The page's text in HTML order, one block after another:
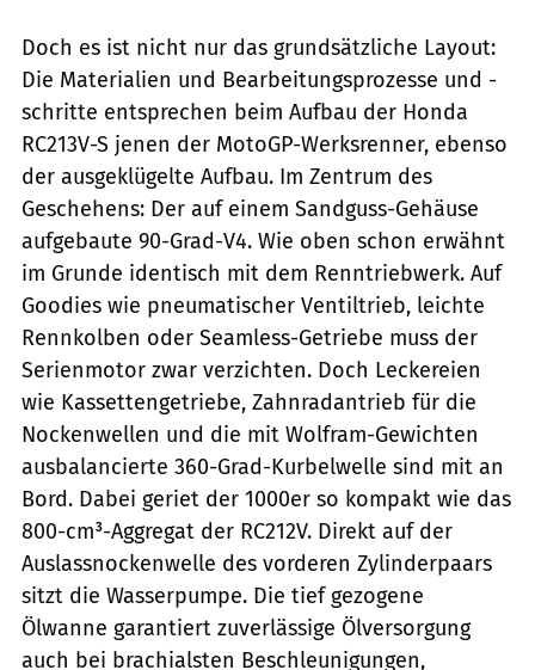
Doch es ist nicht nur das grundsätzliche Layout:
Die Materialien und Bearbeitungsprozesse und -
schritte entsprechen beim Aufbau der Honda
RC213V-S jenen der MotoGP-Werksrenner, ebenso
der ausgeklügelte Aufbau. Im Zentrum des
Geschehens: Der auf einem Sandguss-Gehäuse
aufgebaute 90-Grad-V4. Wie oben schon ­erwähnt
im Grunde identisch mit dem Renntriebwerk. Auf
Goodies wie pneumatischer Ventiltrieb, leichte
Renn­kolben oder Seamless-Getriebe muss der
Serienmotor zwar verzichten. Doch Leckereien
wie Kassettengetriebe, Zahnradantrieb für die
Nockenwellen und die mit Wolfram-Gewichten
ausbalancierte 360-Grad-Kurbelwelle sind mit an
Bord. Dabei geriet der 1000er so kompakt wie das
800-cm³-Aggregat der RC212V. Direkt auf der
Auslassnockenwelle des vorderen Zylinderpaars
sitzt die Wasserpumpe. Die tief gezogene
Ölwanne garantiert zuverlässige Ölversorgung
auch bei brachialsten Beschleunigungen,